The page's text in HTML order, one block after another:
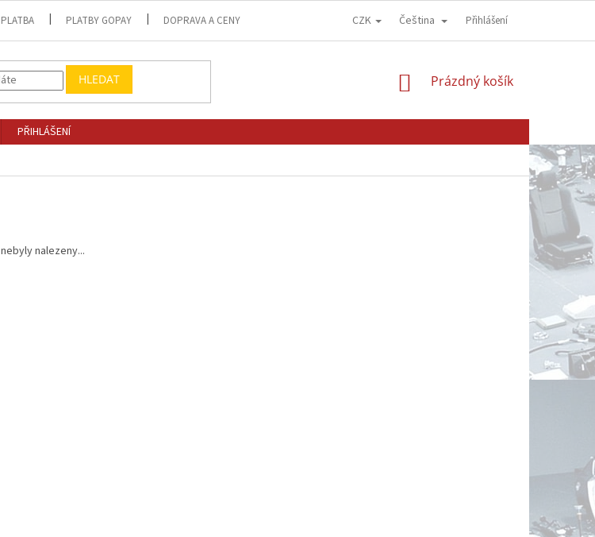
PLATBA PLATBY GOPAY DOPRAVA A CENY OBCHODNÍ PODMÍNKY GDPR - OCHRANA OSOBNÍCH ÚDAJŮ
CZK Čeština Přihlášení
HLEDAT
NÁKUPNÍ
Prázdný košík
PŘIHLÁŠENÍ
nebyly nalezeny...